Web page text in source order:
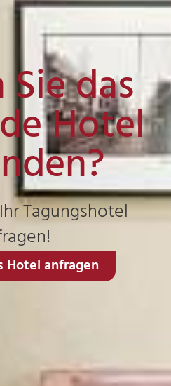
das
Hotel
Tagungshotel
Hotel anfragen